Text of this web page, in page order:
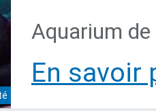
Aquarium
En savoir